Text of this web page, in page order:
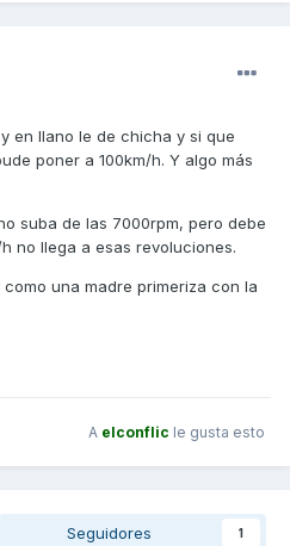
en llano le de chicha y si que
poner a 100km/h. Y algo más
suba de las 7000rpm, pero debe
no llega a esas revoluciones.
una madre primeriza con la
A elconflic le gusta esto
Seguidores 1